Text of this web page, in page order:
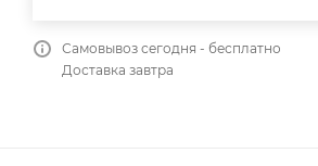
Самовывоз сегодня - бесплатно
Доставка завтра